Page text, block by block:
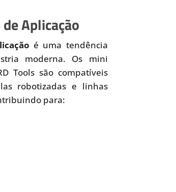
Aplicação
é uma tendência
moderna. Os mini
Tools são compatíveis
robotizadas e linhas
para: